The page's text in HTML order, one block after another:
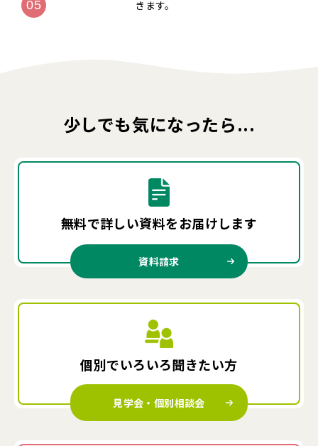
きます。
少しでも気になったら...
無料で詳しい資料をお届けします
資料請求
個別でいろいろ聞きたい方
見学会・個別相談会